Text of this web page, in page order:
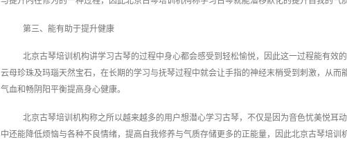
第三、能有助于提升健康
北京古琴培训机构讲学习古琴的过程中身心都会感受到轻松愉悦，因此这一过程能有效
云母珍珠及玛瑙天然宝石，在长期的学习与抚琴过程中就会让手指的神经末梢受到刺激，从而
气血和畅阴阳平衡提高身心健康。
北京古琴培训机构称之所以越来越多的用户想潜心学习古琴，不仅是因为音色忧美悦耳
中还能降低烦恼与各种不良情绪，提高自我修养与气质存储更多的正能量，因此北京古琴培